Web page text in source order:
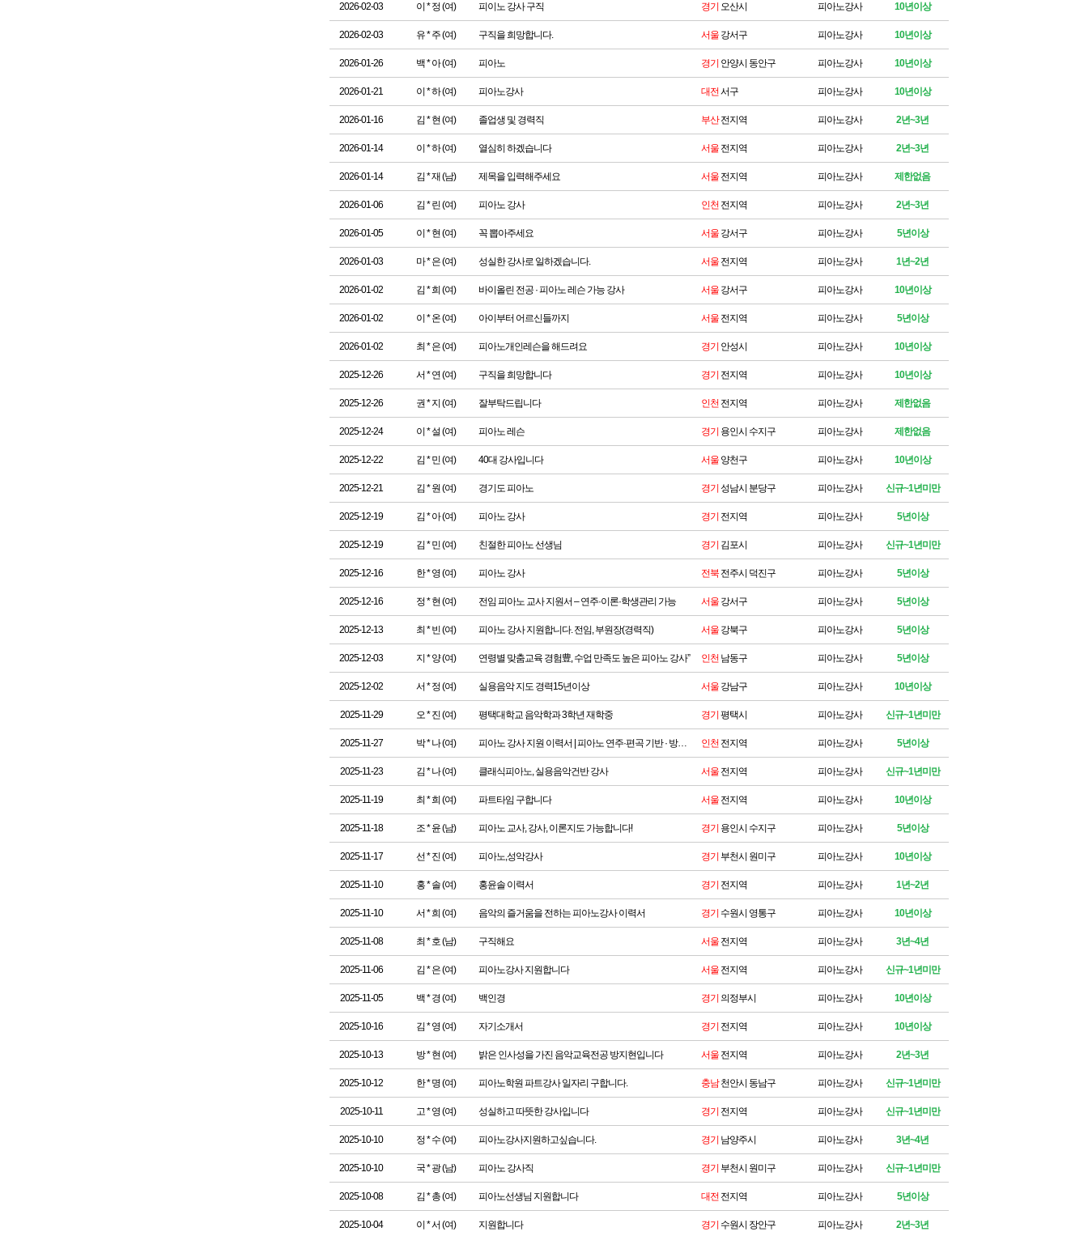
2026-02-03 이 * 정 (여) 피이노 강사 구직 경기 오산시 피아노강사 10년이상
2026-02-03 유 * 주 (여) 구직을 희망합니다. 서울 강서구 피아노강사 10년이상
2026-01-26 백 * 아 (여) 피아노 경기 안양시 동안구 피아노강사 10년이상
2026-01-21 이 * 하 (여) 피아노강사 대전서구 피아노강사 10년이상
2026-01-16 김 * 현 (여) 졸업생 및 경력직 부산전지역 피아노강사 2년~3년
2026-01-14 이 * 하 (여) 열심히 하겠습니다 서울 전지역 피아노강사 2년~3년
2026-01-14 김 * 재 (남) 제목을 입력해주세요 서울 전지역 피아노강사 제한없음
2026-01-06 김 * 린 (여) 피아노 강사 인천 전지역 피아노강사 2년~3년
2026-01-05 이 * 현 (여) 꼭 뽑아주세요 서울 강서구 피아노강사 5년이상
2026-01-03 마 * 은 (여) 성실한 강사로 일하겠습니다. 서울 전지역 피아노강사 1년~2년
2026-01-02 김 * 희 (여) 바이올린 전공 · 피아노 레슨 가능 강사 서울 강서구 피아노강사 10년이상
2026-01-02 이 * 온 (여) 아이부터 어르신들까지 서울 전지역 피아노강사 5년이상
2026-01-02 최 * 은 (여) 피아노개인레슨을 해드려요 경기 안성시 피아노강사 10년이상
2025-12-26 서 * 연 (여) 구직을 희망합니다 경기 전지역 피아노강사 10년이상
2025-12-26 권 * 지 (여) 잘부탁드립니다 인천 전지역 피아노강사 제한없음
2025-12-24 이 * 설 (여) 피아노 레슨 경기 용인시 수지구 피아노강사 제한없음
2025-12-22 김 * 민 (여) 40대 강사입니다 서울 양천구 피아노강사 10년이상
2025-12-21 김 * 원 (여) 경기도 피아노 경기 성남시 분당구 피아노강사 신규~1년미만
2025-12-19 김 * 아 (여) 피아노 강사 경기 전지역 피아노강사 5년이상
2025-12-19 김 * 민 (여) 친절한 피아노 선생님 경기 김포시 피아노강사 신규~1년미만
2025-12-16 한 * 영 (여) 피아노 강사 전북 전주시 덕진구 피아노강사 5년이상
2025-12-16 정 * 현 (여) 전임 피아노 교사 지원서 – 연주·이론·학생관리 가능 서울 강서구 피아노강사 5년이상
2025-12-13 최 * 빈 (여) 피아노 강사 지원합니다. 전임, 부원장(경력직) 서울 강북구 피아노강사 5년이상
2025-12-03 지 * 양 (여) 연령별 맞춤교육 경험豊, 수업 만족도 높은 피아노 강사” 인천 남동구 피아노강사 5년이상
2025-12-02 서 * 정 (여) 실용음악 지도 경력15년이상 서울 강남구 피아노강사 10년이상
2025-11-29 오 * 진 (여) 평택대학교 음악학과 3학년 재학중 경기 평택시 피아노강사 신규~1년미만
2025-11-27 박 * 나 (여) 피아노 강사 지원 이력서 | 피아노 연주·편곡 기반 · 방과후/프로그램 운영 가능 인천 전지역 피아노강사 5년이상
2025-11-23 김 * 나 (여) 클래식피아노, 실용음악건반 강사 서울 전지역 피아노강사 신규~1년미만
2025-11-19 최 * 희 (여) 파트타임 구합니다 서울 전지역 피아노강사 10년이상
2025-11-18 조 * 윤 (남) 피아노 교사, 강사, 이론지도 가능합니다! 경기 용인시 수지구 피아노강사 5년이상
2025-11-17 선 * 진 (여) 피아노,성악강사 경기 부천시 원미구 피아노강사 10년이상
2025-11-10 홍 * 솔 (여) 홍윤솔 이력서 경기 전지역 피아노강사 1년~2년
2025-11-10 서 * 희 (여) 음악의 즐거움을 전하는 피아노강사 이력서 경기 수원시 영통구 피아노강사 10년이상
2025-11-08 최 * 호 (남) 구직해요 서울 전지역 피아노강사 3년~4년
2025-11-06 김 * 은 (여) 피아노강사 지원합니다 서울 전지역 피아노강사 신규~1년미만
2025-11-05 백 * 경 (여) 백인경 경기 의정부시 피아노강사 10년이상
2025-10-16 김 * 영 (여) 자기소개서 경기 전지역 피아노강사 10년이상
2025-10-13 방 * 현 (여) 밝은 인사성을 가진 음악교육전공 방지현입니다 서울 전지역 피아노강사 2년~3년
2025-10-12 한 * 명 (여) 피아노학원 파트강사 일자리 구합니다. 충남천안시 동남구 피아노강사 신규~1년미만
2025-10-11 고 * 영 (여) 성실하고 따뜻한 강사입니다 경기 전지역 피아노강사 신규~1년미만
2025-10-10 정 * 수 (여) 피아노강사지원하고싶습니다. 경기 남양주시 피아노강사 3년~4년
2025-10-10 국 * 광 (남) 피아노 강사직 경기 부천시 원미구 피아노강사 신규~1년미만
2025-10-08 김 * 총 (여) 피아노선생님 지원합니다 대전 전지역 피아노강사 5년이상
2025-10-04 이 * 서 (여) 지원합니다 경기 수원시 장안구 피아노강사 2년~3년